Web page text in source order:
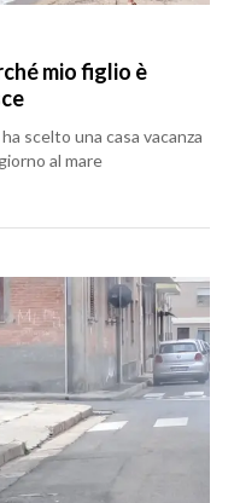
mio figlio è
scelto una casa vacanza
al mare